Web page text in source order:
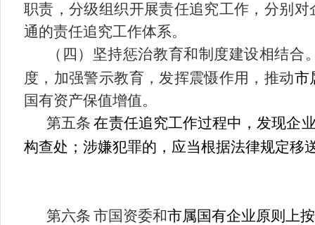
职责，分级组织开展责任追究工作，分别
通的责任追究工作体系。
（四）坚持惩治教育和制度建设相结
度，加强警示教育，发挥震慑作用，推动市
国有资产保值增值。
第五条 在责任追究工作过程中，发现企
构查处；涉嫌犯罪的，应当根据法律规定移
第六条 市国资委和市属国有企业原则上